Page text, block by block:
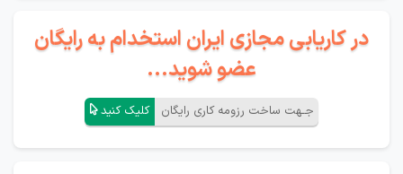
در کاریابی مجازی ایران استخدام به رایگان
عضو شوید...
جـهت ساخت رزومه کاری رایگان کلیک کنید